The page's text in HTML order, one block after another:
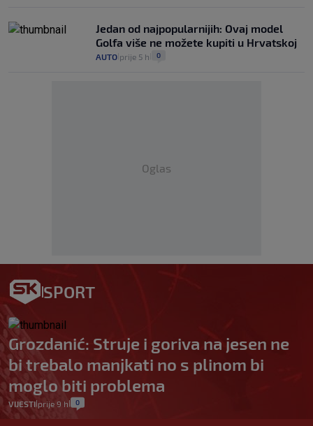
Jedan od najpopularnijih: Ovaj model
Golfa više ne možete kupiti u Hrvatskoj
AUTO prije 5 h 0
Oglas
SPORT
Grozdanić: Struje i goriva na jesen ne
bi trebalo manjkati no s plinom bi
moglo biti problema
VIJESTI| prije 9 h 0